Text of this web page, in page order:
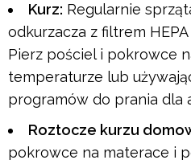
Kurz: Regularnie
odkurzacza z filtrem
Pierz pościel i pokrowce
temperaturze lub
programów do prania dla
Roztocze kurzu
pokrowce na materace i